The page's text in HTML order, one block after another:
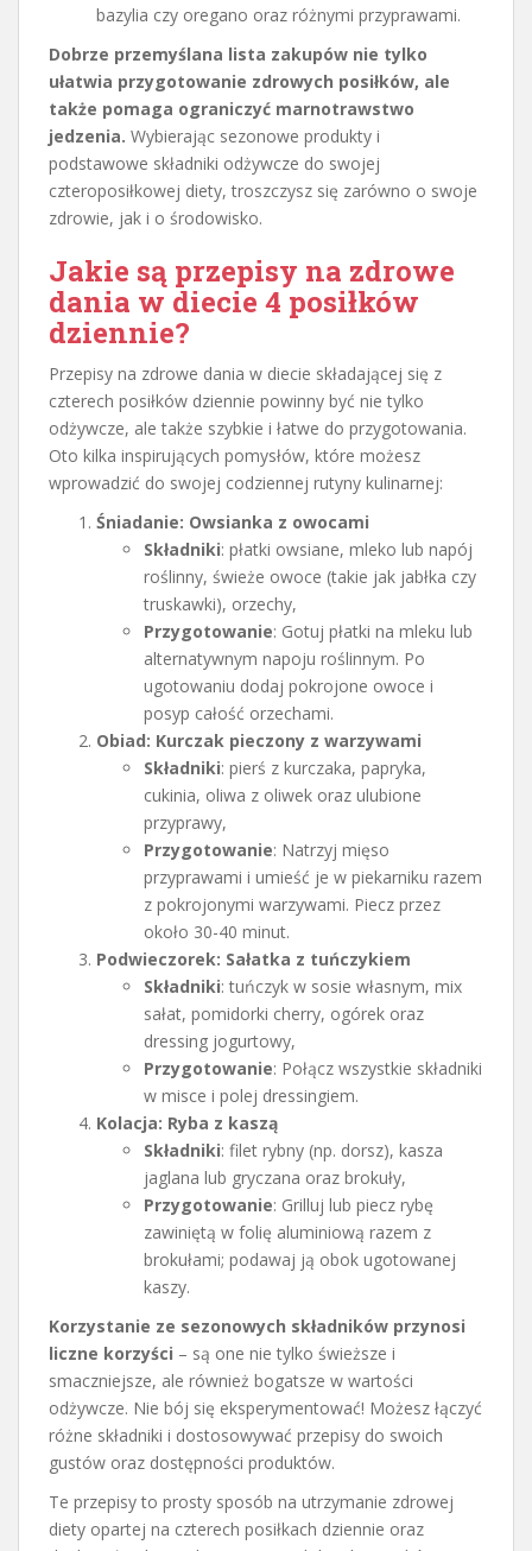
bazylia czy oregano oraz różnymi przyprawami.
Dobrze przemyślana lista zakupów nie tylko
ułatwia przygotowanie zdrowych posiłków, ale
także pomaga ograniczyć marnotrawstwo
jedzenia. Wybierając sezonowe produkty i
podstawowe składniki odżywcze do swojej
czteroposiłkowej diety, troszczysz się zarówno o swoje
zdrowie, jak i o środowisko.
Jakie są przepisy na zdrowe
dania w diecie 4 posiłków
dziennie?
Przepisy na zdrowe dania w diecie składającej się z
czterech posiłków dziennie powinny być nie tylko
odżywcze, ale także szybkie i łatwe do przygotowania.
Oto kilka inspirujących pomysłów, które możesz
wprowadzić do swojej codziennej rutyny kulinarnej:
Śniadanie: Owsianka z owocami
Składniki: płatki owsiane, mleko lub napój
roślinny, świeże owoce (takie jak jabłka czy
truskawki), orzechy,
Przygotowanie: Gotuj płatki na mleku lub
alternatywnym napoju roślinnym. Po
ugotowaniu dodaj pokrojone owoce i
posyp całość orzechami.
Obiad: Kurczak pieczony z warzywami
Składniki: pierś z kurczaka, papryka,
cukinia, oliwa z oliwek oraz ulubione
przyprawy,
Przygotowanie: Natrzyj mięso
przyprawami i umieść je w piekarniku razem
z pokrojonymi warzywami. Piecz przez
około 30-40 minut.
Podwieczorek: Sałatka z tuńczykiem
Składniki: tuńczyk w sosie własnym, mix
sałat, pomidorki cherry, ogórek oraz
dressing jogurtowy,
Przygotowanie: Połącz wszystkie składniki
w misce i polej dressingiem.
Kolacja: Ryba z kaszą
Składniki: filet rybny (np. dorsz), kasza
jaglana lub gryczana oraz brokuły,
Przygotowanie: Grilluj lub piecz rybę
zawiniętą w folię aluminiową razem z
brokułami; podawaj ją obok ugotowanej
kaszy.
Korzystanie ze sezonowych składników przynosi
liczne korzyści – są one nie tylko świeższe i
smaczniejsze, ale również bogatsze w wartości
odżywcze. Nie bój się eksperymentować! Możesz łączyć
różne składniki i dostosowywać przepisy do swoich
gustów oraz dostępności produktów.
Te przepisy to prosty sposób na utrzymanie zdrowej
diety opartej na czterech posiłkach dziennie oraz